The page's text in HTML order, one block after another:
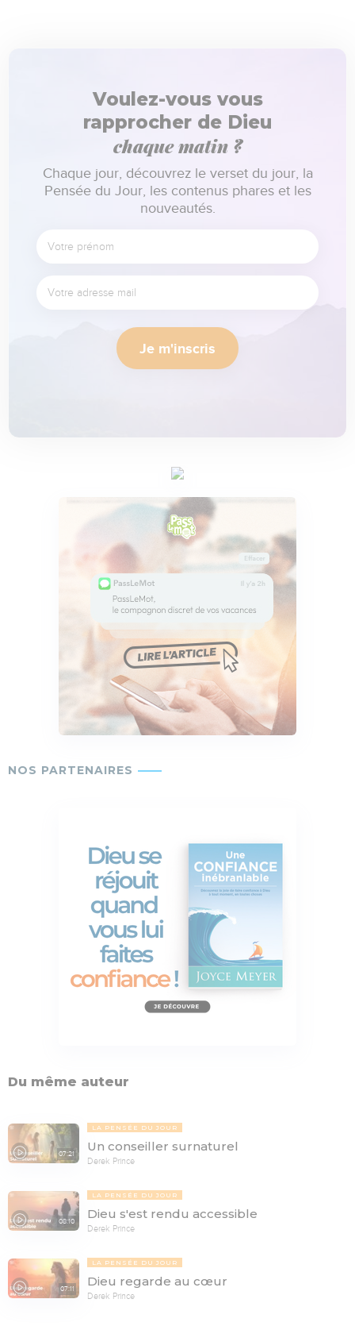
Voulez-vous vous
rapprocher de Dieu
chaque matin ?
Chaque jour, découvrez le verset du jour, la
Pensée du Jour, les contenus phares et les
nouveautés.
Je m'inscris
Du même auteur
07:21
LA PENSÉE DU JOUR
Un conseiller surnaturel
Derek Prince
08:10
LA PENSÉE DU JOUR
Dieu s'est rendu accessible
Derek Prince
07:11
LA PENSÉE DU JOUR
Dieu regarde au cœur
Derek Prince